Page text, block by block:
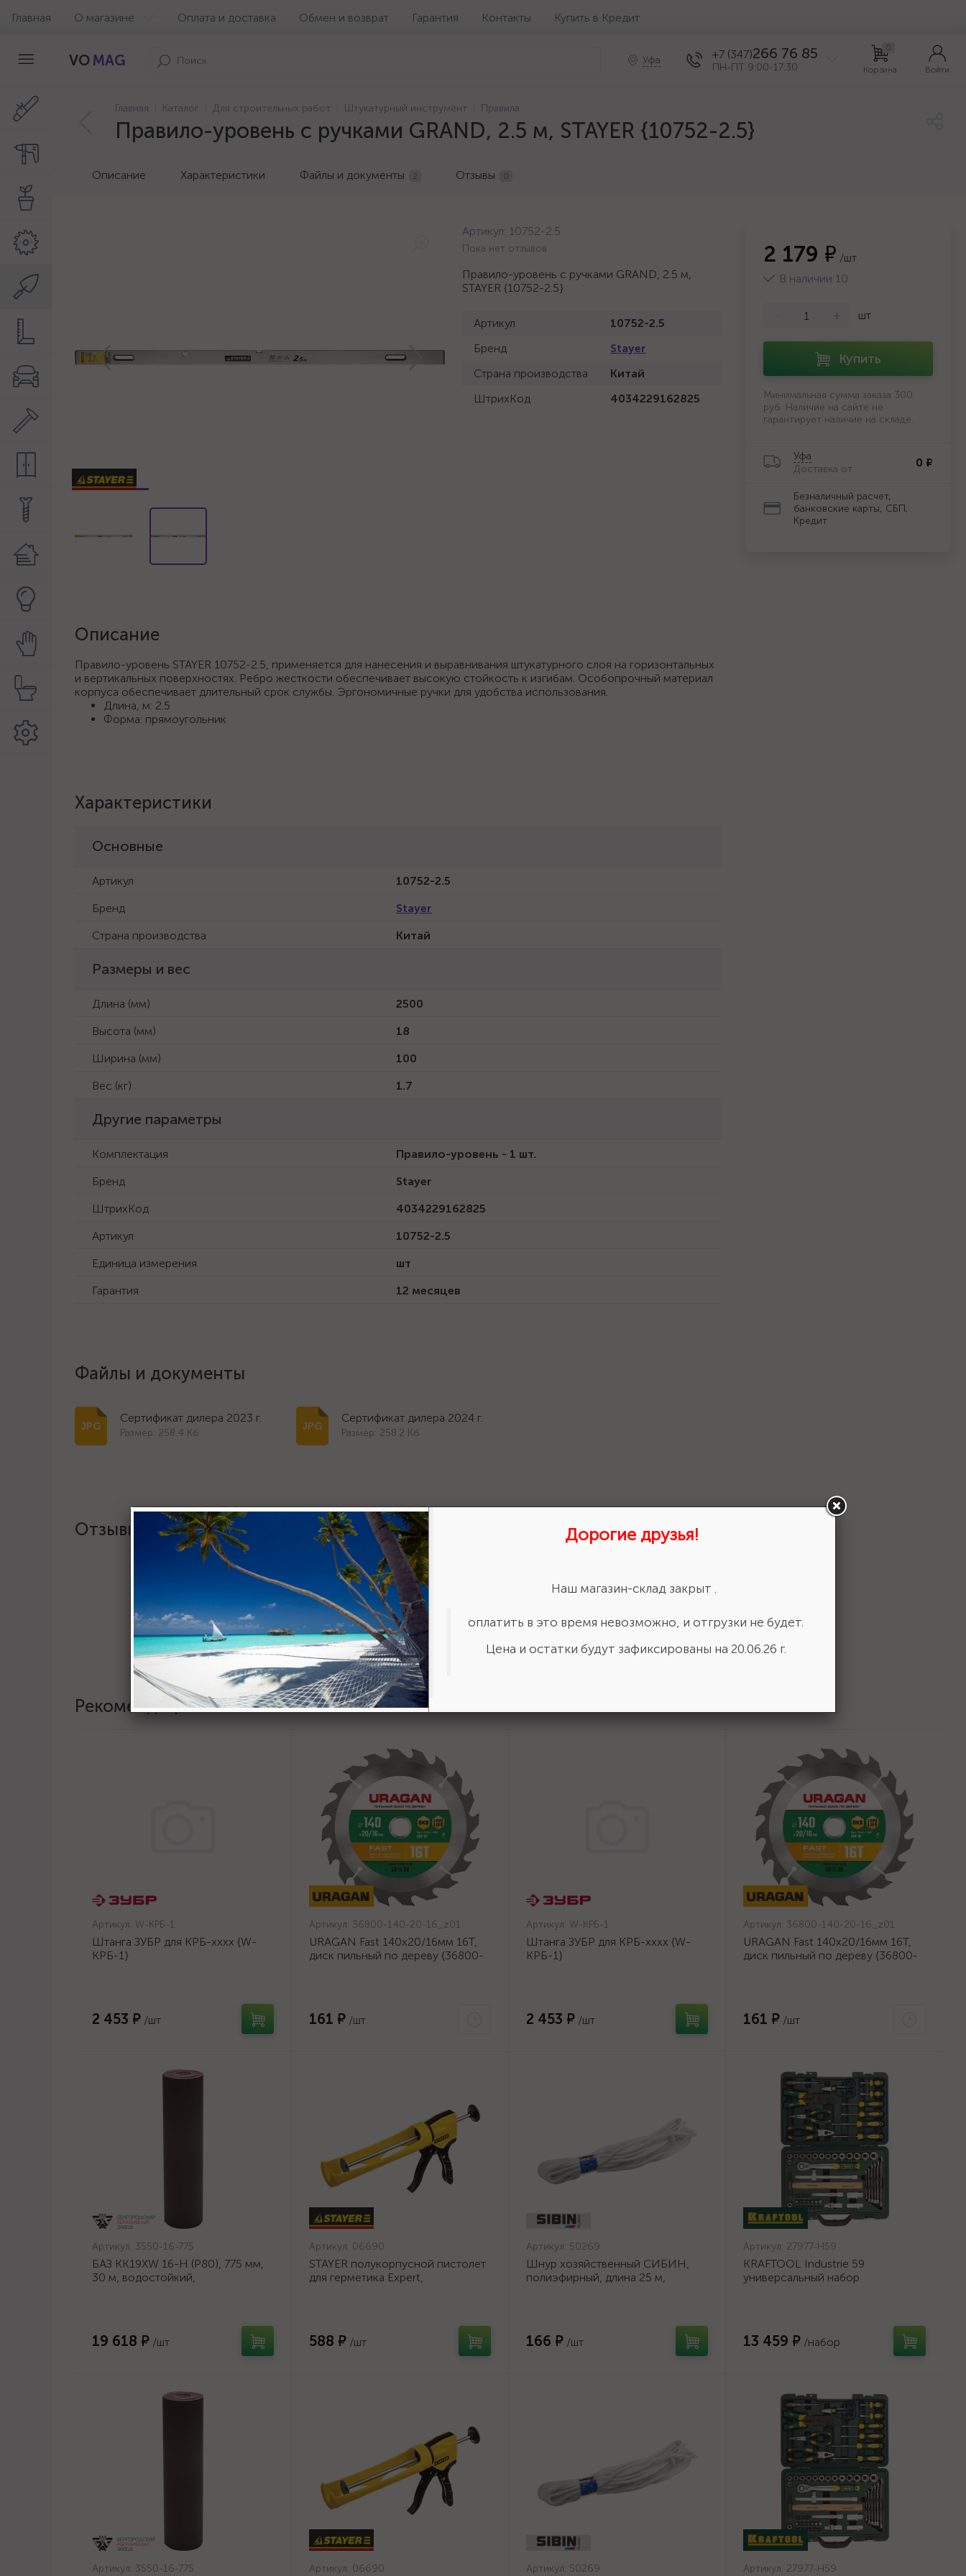
Главная О магазине Оплата и доставка Обмен и возврат Гарантия Контакты Купить в Кредит
VO MAG Уфа +7 (347)266 76 85
ПН-ПТ 9:00-17:30
0
Корзина Войти
Главная Каталог Для строительных работ Штукатурный инструмент Правила
Правило-уровень с ручками GRAND, 2.5 м, STAYER {10752-2.5}
Описание Характеристики Файлы и документы 2 Отзывы 0
Артикул: 10752-2.5
Пока нет отзывов
Правило-уровень с ручками GRAND, 2.5 м,
STAYER {10752-2.5}
Артикул
10752-2.5
Бренд
Stayer
Страна производства
Китай
ШтрихКод
4034229162825
Описание
Правило-уровень STAYER 10752-2.5, применяется для нанесения и выравнивания штукатурного слоя на горизонтальных
и вертикальных поверхностях. Ребро жесткости обеспечивает высокую стойкость к изгибам. Особопрочный материал
корпуса обеспечивает длительный срок службы. Эргономичные ручки для удобства использования.
Длина, м: 2.5
Форма: прямоугольник
Характеристики
Основные
Артикул
10752-2.5
Бренд
Stayer
Страна производства
Китай
Размеры и вес
Длина (мм)
2500
Высота (мм)
18
Ширина (мм)
100
Вес (кг)
1.7
Другие параметры
Комплектация
Правило-уровень - 1 шт.
Бренд
Stayer
ШтрихКод
4034229162825
Артикул
10752-2.5
Единица измерения
шт
Гарантия
12 месяцев
Файлы и документы
Сертификат дилера 2023 г.
Размер: 258.4 Кб
Сертификат дилера 2024 г.
Размер: 258.2 Кб
2 179 ₽ /шт
В наличии 10
+ шт
Купить
Минимальная сумма заказа 300
руб. Наличие на сайте не
гарантирует наличие на складе.
Уфа
Доставка от
0 ₽
Безналичный расчет,
банковские карты, СБП,
Кредит
Отзывы
Хотите оставить отзыв?
Поставьте свою оценку!
Сделайте выбор!
Рекомендации
Артикул: W-КРБ-1
Штанга ЗУБР для КРБ-хххх {W-
КРБ-1}
2 453 ₽ /шт
Артикул: 36800-140-20-16_z01
URAGAN Fast 140x20/16мм 16Т,
диск пильный по дереву {36800-
161 ₽ /шт
Артикул: W-КРБ-1
Штанга ЗУБР для КРБ-хххх {W-
КРБ-1}
2 453 ₽ /шт
Артикул: 36800-140-20-16_z01
URAGAN Fast 140x20/16мм 16Т,
диск пильный по дереву {36800-
161 ₽ /шт
Артикул: 3550-16-775
БАЗ KK19XW 16-H (Р80), 775 мм,
30 м, водостойкий,
19 618 ₽ /шт
Артикул: 06690
STAYER полукорпусной пистолет
для герметика Expert,
588 ₽ /шт
Артикул: 50269
Шнур хозяйственный СИБИН,
полиэфирный, длина 25 м,
166 ₽ /шт
Артикул: 27977-H59
KRAFTOOL Industrie 59
универсальный набор
13 459 ₽ /набор
Артикул: 3550-16-775 Артикул: 06690 Артикул: 50269 Артикул: 27977-H59
Дорогие друзья!
Наш магазин-склад закрыт .
оплатить в это время невозможно, и отгрузки не будет.
Цена и остатки будут зафиксированы на 20.06.26 г.